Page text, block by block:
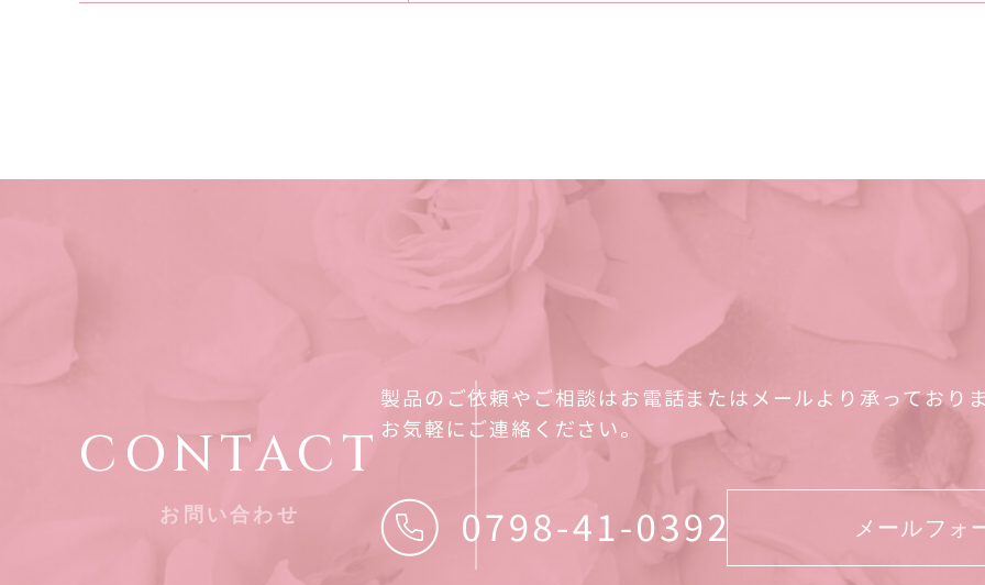
CONTACT
お問い合わせ
製品のご依頼やご相談はお電話またはメールより承っており
お気軽にご連絡ください。
メールフォ